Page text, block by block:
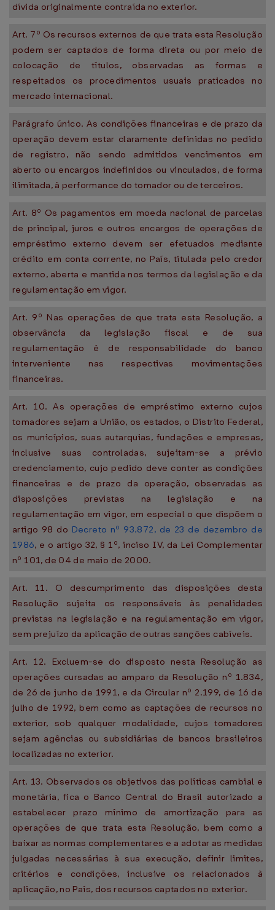
dívida originalmente contraída no exterior.
Art. 7º Os recursos externos de que trata esta Resolução
podem ser captados de forma direta ou por meio de
colocação de títulos, observadas as formas e
respeitados os procedimentos usuais praticados no
mercado internacional.
Parágrafo único. As condições financeiras e de prazo da
operação devem estar claramente definidas no pedido
de registro, não sendo admitidos vencimentos em
aberto ou encargos indefinidos ou vinculados, de forma
ilimitada, à performance do tomador ou de terceiros.
Art. 8º Os pagamentos em moeda nacional de parcelas
de principal, juros e outros encargos de operações de
empréstimo externo devem ser efetuados mediante
crédito em conta corrente, no País, titulada pelo credor
externo, aberta e mantida nos termos da legislação e da
regulamentação em vigor.
Art. 9º Nas operações de que trata esta Resolução, a
observância da legislação fiscal e de sua
regulamentação é de responsabilidade do banco
interveniente nas respectivas movimentações
financeiras.
Art. 10. As operações de empréstimo externo cujos
tomadores sejam a União, os estados, o Distrito Federal,
os municípios, suas autarquias, fundações e empresas,
inclusive suas controladas, sujeitam-se a prévio
credenciamento, cujo pedido deve conter as condições
financeiras e de prazo da operação, observadas as
disposições previstas na legislação e na
regulamentação em vigor, em especial o que dispõem o
artigo 98 do Decreto nº 93.872, de 23 de dezembro de
1986, e o artigo 32, § 1º, inciso IV, da Lei Complementar
nº 101, de 04 de maio de 2000.
Art. 11. O descumprimento das disposições desta
Resolução sujeita os responsáveis às penalidades
previstas na legislação e na regulamentação em vigor,
sem prejuízo da aplicação de outras sanções cabíveis.
Art. 12. Excluem-se do disposto nesta Resolução as
operações cursadas ao amparo da Resolução nº 1.834,
de 26 de junho de 1991, e da Circular nº 2.199, de 16 de
julho de 1992, bem como as captações de recursos no
exterior, sob qualquer modalidade, cujos tomadores
sejam agências ou subsidiárias de bancos brasileiros
localizadas no exterior.
Art. 13. Observados os objetivos das políticas cambial e
monetária, fica o Banco Central do Brasil autorizado a
estabelecer prazo mínimo de amortização para as
operações de que trata esta Resolução, bem como a
baixar as normas complementares e a adotar as medidas
julgadas necessárias à sua execução, definir limites,
critérios e condições, inclusive os relacionados à
aplicação, no País, dos recursos captados no exterior.